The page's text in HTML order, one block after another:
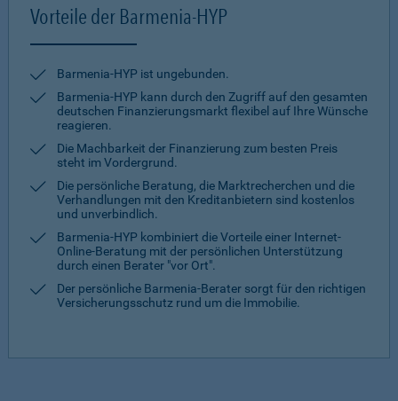
Vorteile der Barmenia-HYP
Barmenia-HYP ist ungebunden.
Barmenia-HYP kann durch den Zugriff auf den gesamten
deutschen Finanzierungsmarkt flexibel auf Ihre Wünsche
reagieren.
Die Machbarkeit der Finanzierung zum besten Preis
steht im Vordergrund.
Die persönliche Beratung, die Marktrecherchen und die
Verhandlungen mit den Kreditanbietern sind kostenlos
und unverbindlich.
Barmenia-HYP kombiniert die Vorteile einer Internet-
Online-Beratung mit der persönlichen Unterstützung
durch einen Berater "vor Ort".
Der persönliche Barmenia-Berater sorgt für den richtigen
Versicherungsschutz rund um die Immobilie.